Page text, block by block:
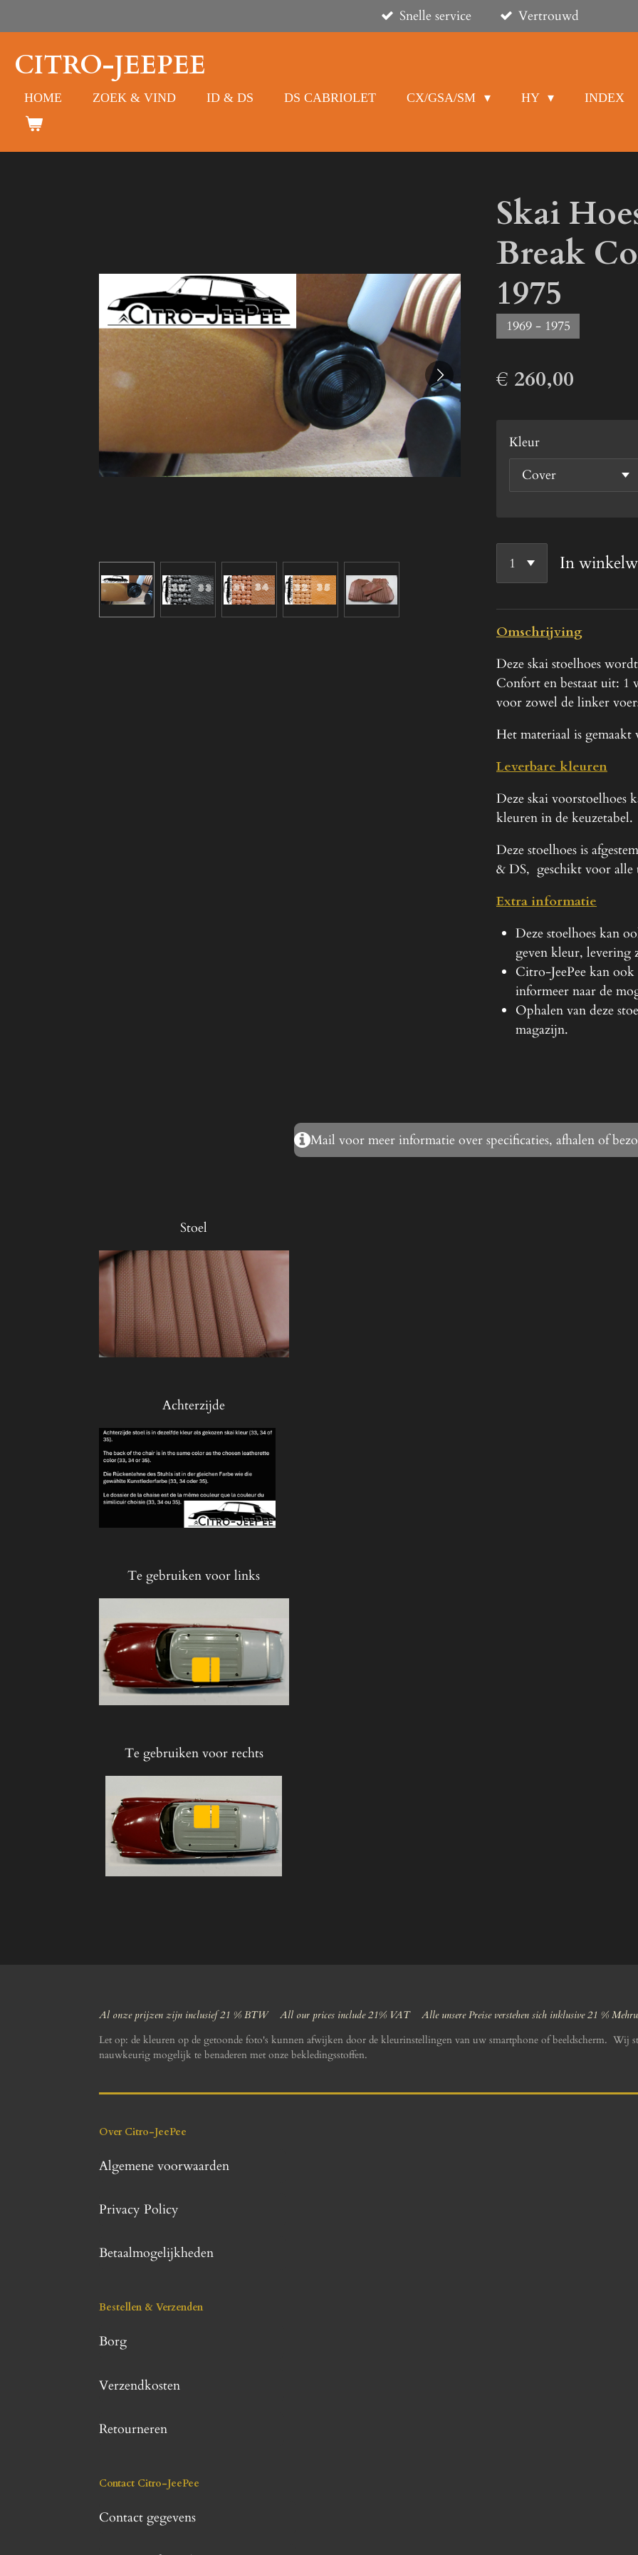
direct
naar
de
hoofdinhoud
Snelle service Vertrouwd
CITRO-JEEPEE
HOME ZOEK & VIND ID & DS DS CABRIOLET CX/GSA/SM HY INDEX
Skai
Break
1975
1969 - 1975
€ 260,00
Kleur
In
Omschrijving
Deze skai stoelhoes
Confort en bestaat uit: 1
voor zowel de linker
Het materiaal is
Leverbare kleuren
Deze skai voorstoelhoes
kleuren in de keuzetabel.
Deze stoelhoes is
& DS, geschikt voor alle
Extra informatie
Deze stoelhoes kan
geven kleur, levering
Citro-JeePee kan
informeer naar de
Ophalen van deze
magazijn.
Mail voor meer informatie over specificaties, afhalen of
Stoel
Achterzijde
Te gebruiken voor links
Te gebruiken voor rechts
Al onze prijzen zijn inclusief 21 % BTW All our prices include 21% VAT Alle unsere Preise verstehen sich inklusive 21 %
Let op: de kleuren op de getoonde foto's kunnen afwijken door de kleurinstellingen van uw smartphone of beeldscherm. Wij
nauwkeurig mogelijk te benaderen met onze bekledingsstoffen.
Over Citro-JeePee
Algemene voorwaarden
Privacy Policy
Betaalmogelijkheden
Bestellen & Verzenden
Borg
Verzendkosten
Retourneren
Contact Citro-JeePee
Contact gegevens